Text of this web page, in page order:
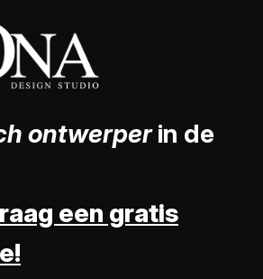
ontwerperin de
een gratis